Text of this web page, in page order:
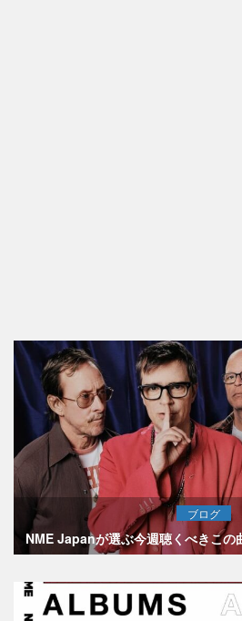
ブログ
NME Japanが選ぶ今週聴くべきこの